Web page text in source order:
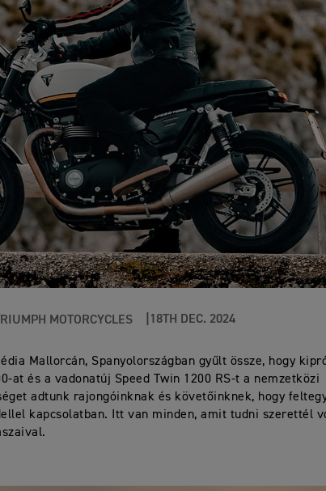
MOTORCYCLES 18TH DEC. 2024
Mallorcán, Spanyolországban gyűlt össze, hogy
at és a vadonatúj Speed Twin 1200 RS-t a nemzetközi
adtunk rajongóinknak és követőinknek, hogy
kapcsolatban. Itt van minden, amit tudni szerettél